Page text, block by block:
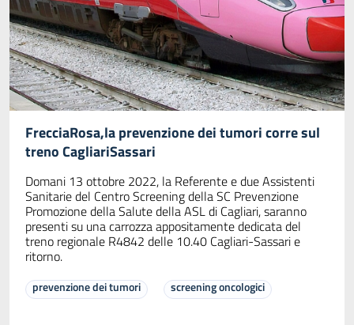
FrecciaRosa,la prevenzione dei tumori corre sul
treno CagliariSassari
Domani 13 ottobre 2022, la Referente e due Assistenti
Sanitarie del Centro Screening della SC Prevenzione
Promozione della Salute della ASL di Cagliari, saranno
presenti su una carrozza appositamente dedicata del
treno regionale R4842 delle 10.40 Cagliari-Sassari e
ritorno.
prevenzione dei tumori screening oncologici